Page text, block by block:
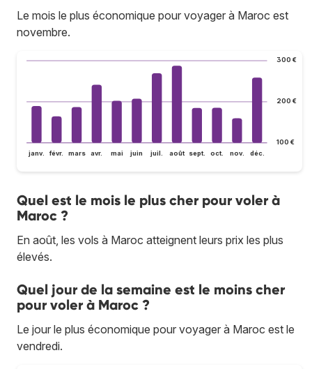
Le mois le plus économique pour voyager à Maroc est
novembre.
100 €
200 €
300 €
janv. févr. mars avr. mai juin juil. août sept. oct. nov. déc.
Quel est le mois le plus cher pour voler à
Maroc ?
En août, les vols à Maroc atteignent leurs prix les plus
élevés.
Quel jour de la semaine est le moins cher
pour voler à Maroc ?
Le jour le plus économique pour voyager à Maroc est le
vendredi.